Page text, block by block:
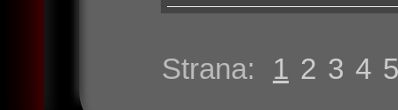
Strana: 1 2 3 4 5